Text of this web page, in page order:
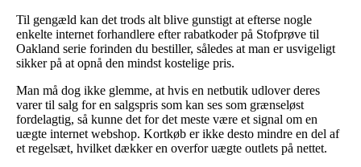
Til gengæld kan det trods alt blive gunstigt at efterse nogle
enkelte internet forhandlere efter rabatkoder på Stofprøve til
Oakland serie forinden du bestiller, således at man er usvigeligt
sikker på at opnå den mindst kostelige pris.
Man må dog ikke glemme, at hvis en netbutik udlover deres
varer til salg for en salgspris som kan ses som grænseløst
fordelagtig, så kunne det for det meste være et signal om en
uægte internet webshop. Kortkøb er ikke desto mindre en del af
et regelsæt, hvilket dækker en overfor uægte outlets på nettet.